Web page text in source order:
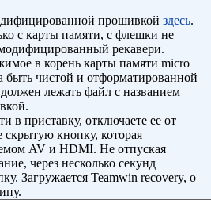
прошивкой здесь.
с карты памяти, с флешки не
рекавери.
в корень карты памяти micro
быть чистой и отформатированной
лежать файл с названием
в приставку, отключаете ее от
скрытую кнопку, которая
AV и HDMI. Не отпуская
через несколько секунд
Загружается Teamwin recovery, о